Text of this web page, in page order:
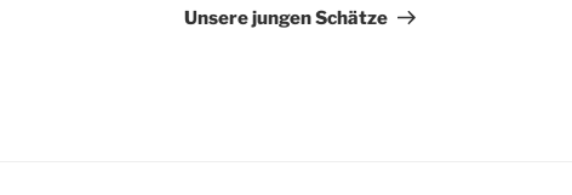
Beitrag
Unsere jungen Schätze